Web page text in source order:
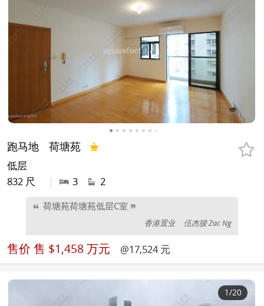
跑马地 荷塘苑
低层
832 尺
| 3 2
荷塘苑荷塘苑低层C室
香港置业 伍杰骏 Zac Ng
售价 售 $1,458 万元 @17,524 元
1/20